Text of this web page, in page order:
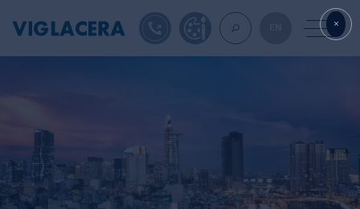
GẠCH ỐP LÁT
1900561582TỰ THIẾT KẾ